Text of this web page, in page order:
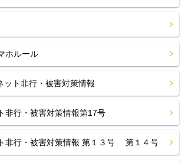
ホルール
ット非行・被害対策情報
非行・被害対策情報第17号
非行・被害対策情報 第１３号 第１４号